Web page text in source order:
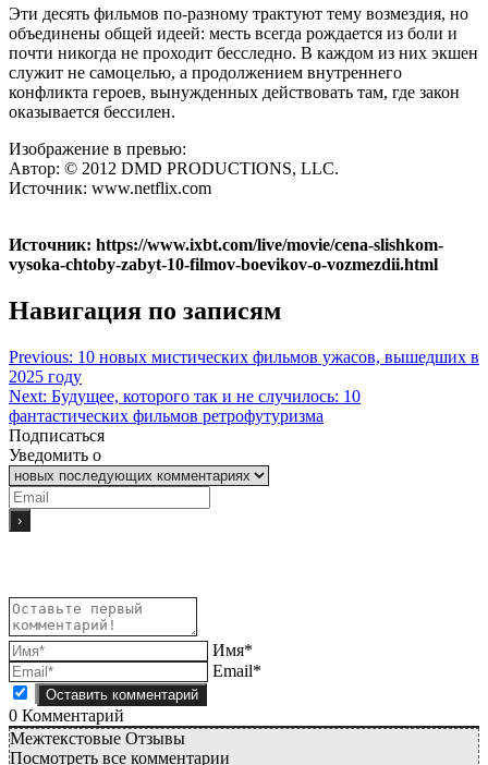
Эти десять фильмов по-разному трактуют тему возмездия, но
объединены общей идеей: месть всегда рождается из боли и
почти никогда не проходит бесследно. В каждом из них экшен
служит не самоцелью, а продолжением внутреннего
конфликта героев, вынужденных действовать там, где закон
оказывается бессилен.
Изображение в превью:
Автор: © 2012 DMD PRODUCTIONS, LLC.
Источник: www.netflix.com
Источник: https://www.ixbt.com/live/movie/cena-slishkom-
vysoka-chtoby-zabyt-10-filmov-boevikov-o-vozmezdii.html
Навигация по записям
Previous: 10 новых мистических фильмов ужасов, вышедших в
2025 году
Next: Будущее, которого так и не случилось: 10
фантастических фильмов ретрофутуризма
Подписаться
Уведомить о
Имя*
Email*
0 Комментарий
Межтекстовые Отзывы
Посмотреть все комментарии